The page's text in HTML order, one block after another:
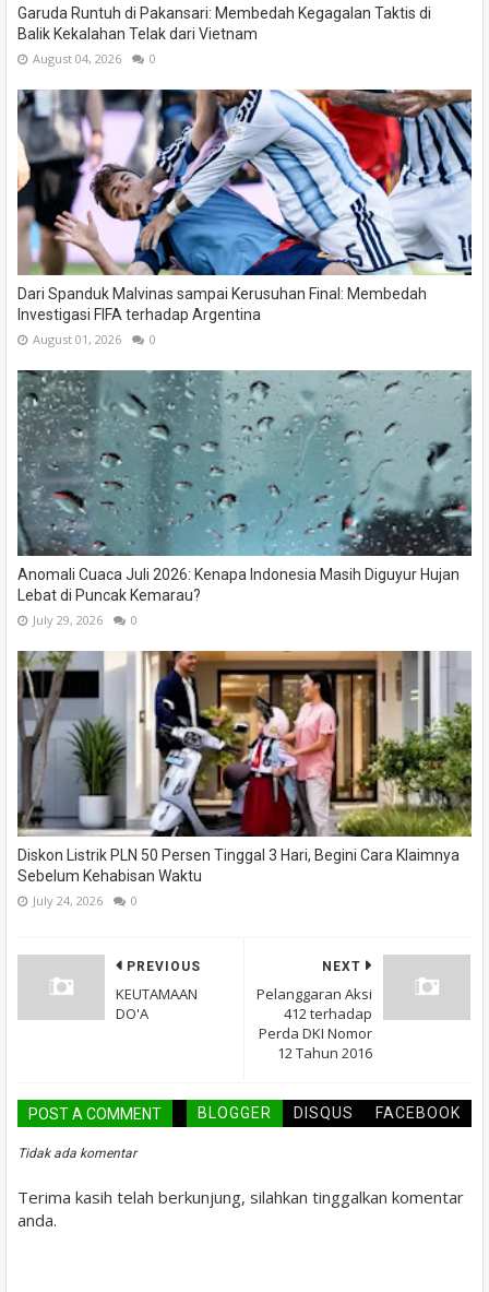
Garuda Runtuh di Pakansari: Membedah Kegagalan Taktis di
Balik Kekalahan Telak dari Vietnam
August 04, 2026 0
Dari Spanduk Malvinas sampai Kerusuhan Final: Membedah
Investigasi FIFA terhadap Argentina
August 01, 2026 0
Anomali Cuaca Juli 2026: Kenapa Indonesia Masih Diguyur Hujan
Lebat di Puncak Kemarau?
July 29, 2026 0
Diskon Listrik PLN 50 Persen Tinggal 3 Hari, Begini Cara Klaimnya
Sebelum Kehabisan Waktu
July 24, 2026 0
NEXT
Pelanggaran Aksi
412 terhadap
Perda DKI Nomor
12 Tahun 2016
PREVIOUS
KEUTAMAAN
DO'A
POST A COMMENT BLOGGER DISQUS FACEBOOK
Tidak ada komentar
Terima kasih telah berkunjung, silahkan tinggalkan komentar
anda.